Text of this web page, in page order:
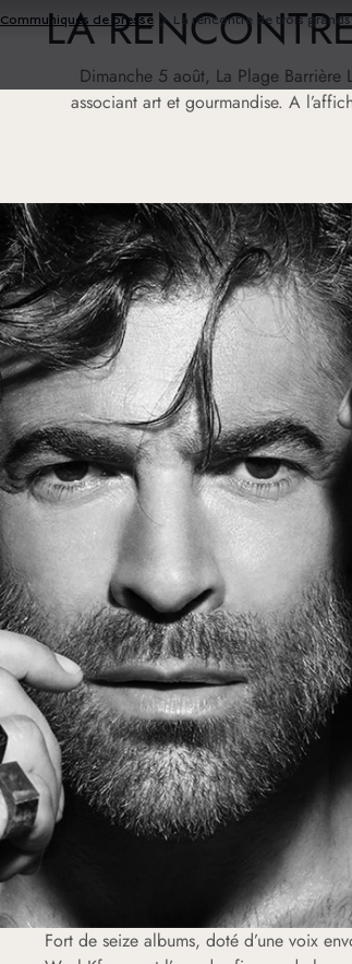
Communiqués de presse La rencontre de trois
LA
Dimanche 5 août, La Plage Barrière
associant art et gourmandise. A
Fort de seize albums, doté d’une voix